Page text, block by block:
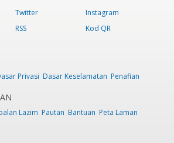
Twitter
Instagram
RSS Kod QR
Privasi Dasar Keselamatan Penafian
Lazim Pautan Bantuan Peta Laman